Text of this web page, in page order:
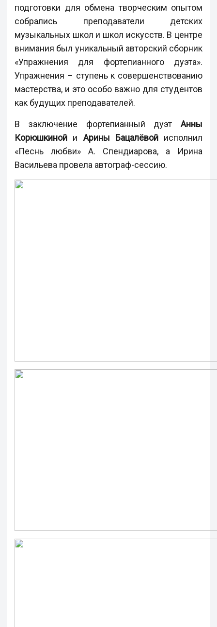
подготовки для обмена творческим опытом
собрались преподаватели детских
музыкальных школ и школ искусств. В центре
внимания был уникальный авторский сборник
«Упражнения для фортепианного дуэта».
Упражнения – ступень к совершенствованию
мастерства, и это особо важно для студентов
как будущих преподавателей.
В заключение фортепианный дуэт Анны
Корюшкиной и Арины Бацалёвойисполнил
«Песнь любви» А. Спендиарова, а Ирина
Васильева провела автограф-сессию.